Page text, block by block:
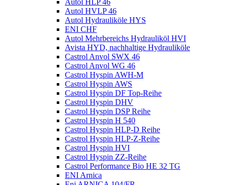
Autol HLP 46
Autol HVLP 46
Autol Hydrauliköle HYS
ENI CHF
Autol Mehrbereichs Hydrauliköl HVI
Avista HYD, nachhaltige Hydrauliköle
Castrol Anvol SWX 46
Castrol Anvol WG 46
Castrol Hyspin AWH-M
Castrol Hyspin AWS
Castrol Hyspin DF Top-Reihe
Castrol Hyspin DHV
Castrol Hyspin DSP Reihe
Castrol Hyspin H 540
Castrol Hyspin HLP-D Reihe
Castrol Hyspin HLP-Z-Reihe
Castrol Hyspin HVI
Castrol Hyspin ZZ-Reihe
Castrol Performance Bio HE 32 TG
ENI Arnica